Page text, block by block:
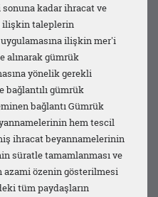
kadar ihracat ve
ilişkin taleplerin
ilişkin mer'i
alınarak gümrük
yönelik gerekli
bağlantılı gümrük
bağlantı Gümrük
hem tescil
ihracat beyannamelerinin
süratle tamamlanması ve
azami özenin gösterilmesi
tüm paydaşların